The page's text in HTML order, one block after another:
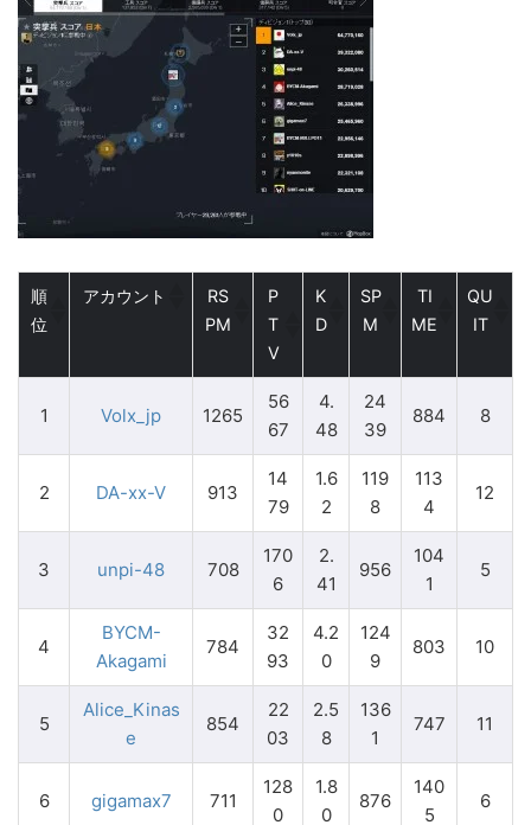
順
位
アカウント
RS
PM
P
T
V
K
D
SP
M
TI
ME
QU
IT
1 Volx_jp 1265
56
67
4.
48
24
39
884 8
2 DA-xx-V 913
14
79
1.6
2
119
8
113
4
12
3 unpi-48 708
170
6
2.
41
956
104
1
5
4
BYCM-
Akagami
784
32
93
4.2
0
124
9
803 10
5
Alice_Kinas
e
854
22
03
2.5
8
136
1
747 11
6 gigamax7 711
128
0
1.8
0
876
140
5
6